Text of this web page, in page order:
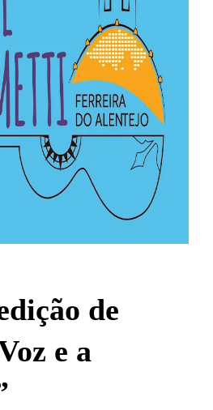
de
e a